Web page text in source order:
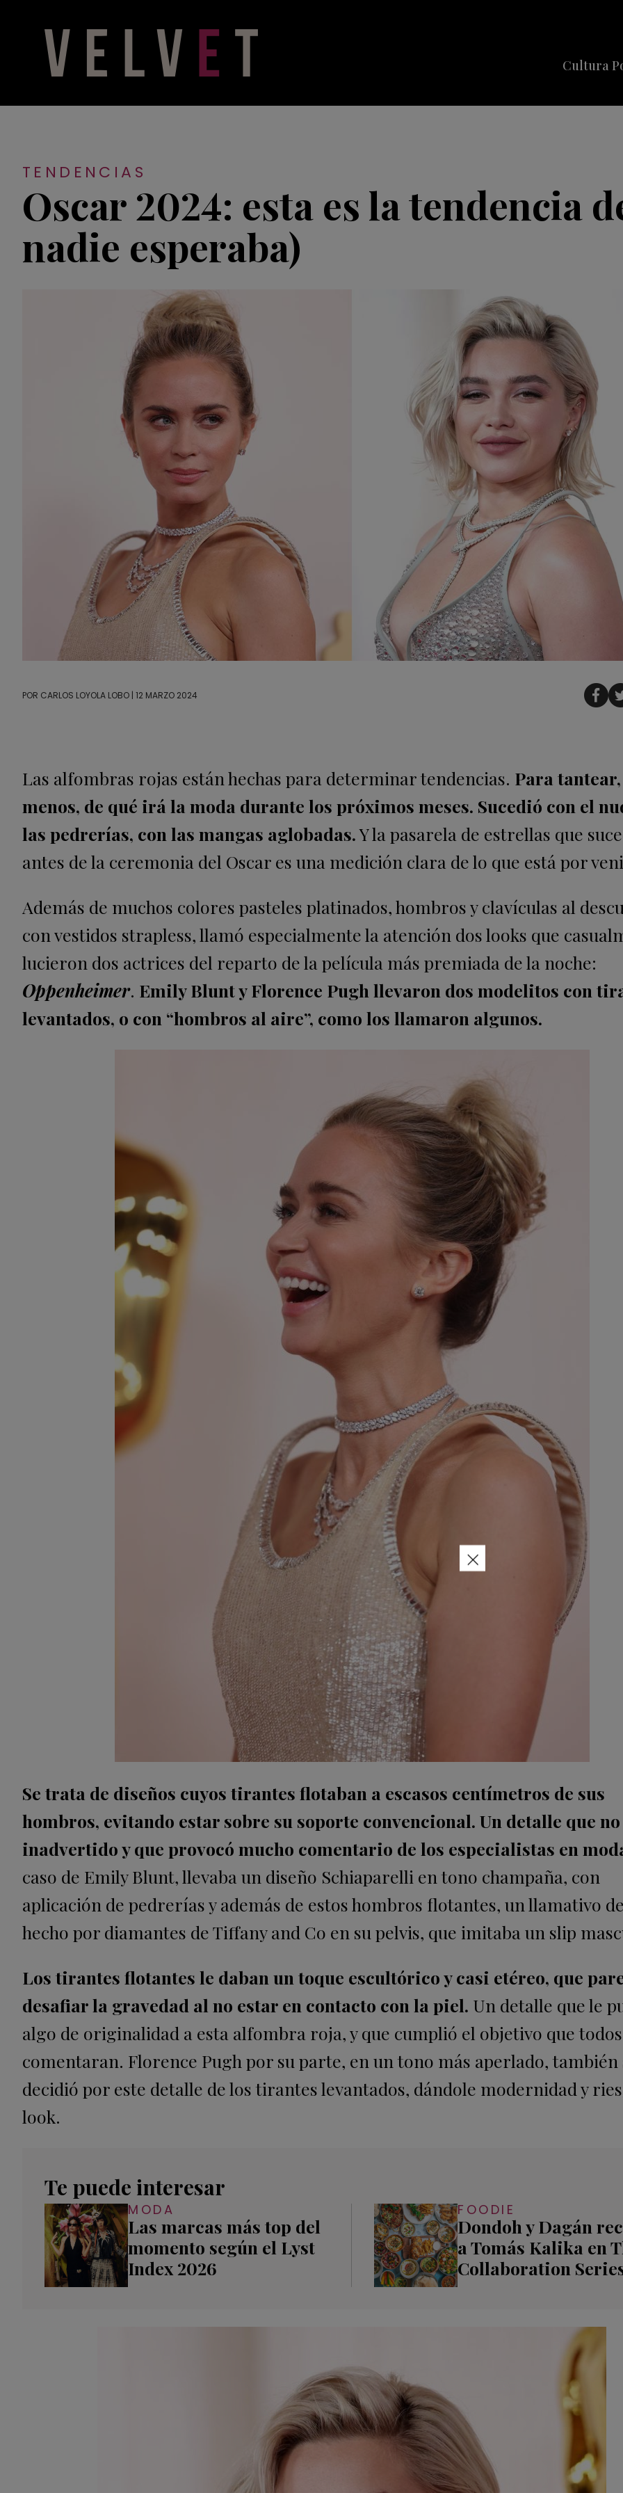
Cultura
TENDENCIAS
Oscar 2024: esta es la tendencia
nadie esperaba)
POR CARLOS LOYOLA LOBO | 12 MARZO 2024
Las alfombras rojas están hechas para determinar tendencias. Para
menos, de qué irá la moda durante los próximos meses. Sucedió con el
las pedrerías, con las mangas aglobadas.Y la pasarela de estrellas que
antes de la ceremonia del Oscar es una medición clara de lo que está por
Además de muchos colores pasteles platinados, hombros y clavículas al
con vestidos strapless, llamó especialmente la atención dos looks que
lucieron dos actrices del reparto de la película más premiada de la noche:
Oppenheimer. Emily Blunt y Florence Pugh llevaron dos modelitos con
levantados, o con “hombros al aire”, como los llamaron algunos.
Se trata de diseños cuyos tirantes flotaban a escasos centímetros de sus
hombros, evitando estar sobre su soporte convencional. Un detalle que no
inadvertido y que provocó mucho comentario de los especialistas en
caso de Emily Blunt, llevaba un diseño Schiaparelli en tono champaña, con
aplicación de pedrerías y además de estos hombros flotantes, un llamativo
hecho por diamantes de Tiffany and Co en su pelvis, que imitaba un slip
Los tirantes flotantes le daban un toque escultórico y casi etéreo, que
desafiar la gravedad al no estar en contacto con la piel. Un detalle que le
algo de originalidad a esta alfombra roja, y que cumplió el objetivo que
comentaran. Florence Pugh por su parte, en un tono más aperlado, también
decidió por este detalle de los tirantes levantados, dándole modernidad y
look.
Te puede interesar
MODA
Las marcas más top del
momento según el Lyst
Index 2026
FOODIE
Dondoh y Dagán
a Tomás Kalika en
Collaboration
×